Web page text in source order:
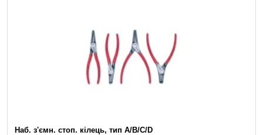
Наб. з'ємн. стоп. кілець, тип A/B/C/D